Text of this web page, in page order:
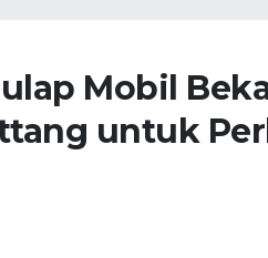
Mobil
untuk